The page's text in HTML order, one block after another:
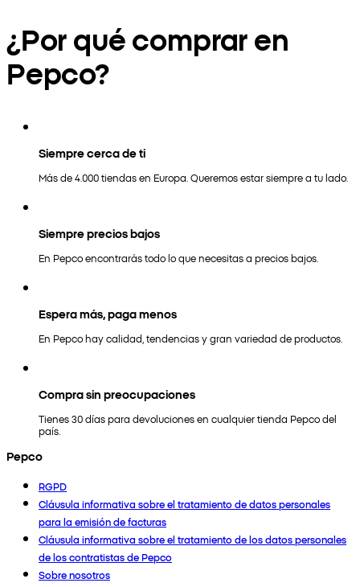
¿Por qué comprar en
Pepco?
Siempre cerca de ti
Más de 4.000 tiendas en Europa. Queremos estar siempre a tu lado.
Siempre precios bajos
En Pepco encontrarás todo lo que necesitas a precios bajos.
Espera más, paga menos
En Pepco hay calidad, tendencias y gran variedad de productos.
Compra sin preocupaciones
Tienes 30 días para devoluciones en cualquier tienda Pepco del
país.
Pepco
RGPD
Cláusula informativa sobre el tratamiento de datos personales
para la emisión de facturas
Cláusula informativa sobre el tratamiento de los datos personales
de los contratistas de Pepco
Sobre nosotros